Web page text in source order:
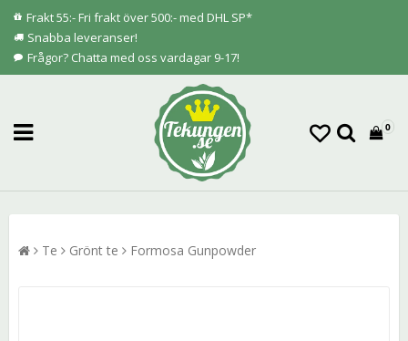
Frakt 55:- Fri frakt över 500:- med DHL SP*
Snabba leveranser!
Frågor? Chatta med oss vardagar 9-17!
0
Te Grönt te Formosa Gunpowder